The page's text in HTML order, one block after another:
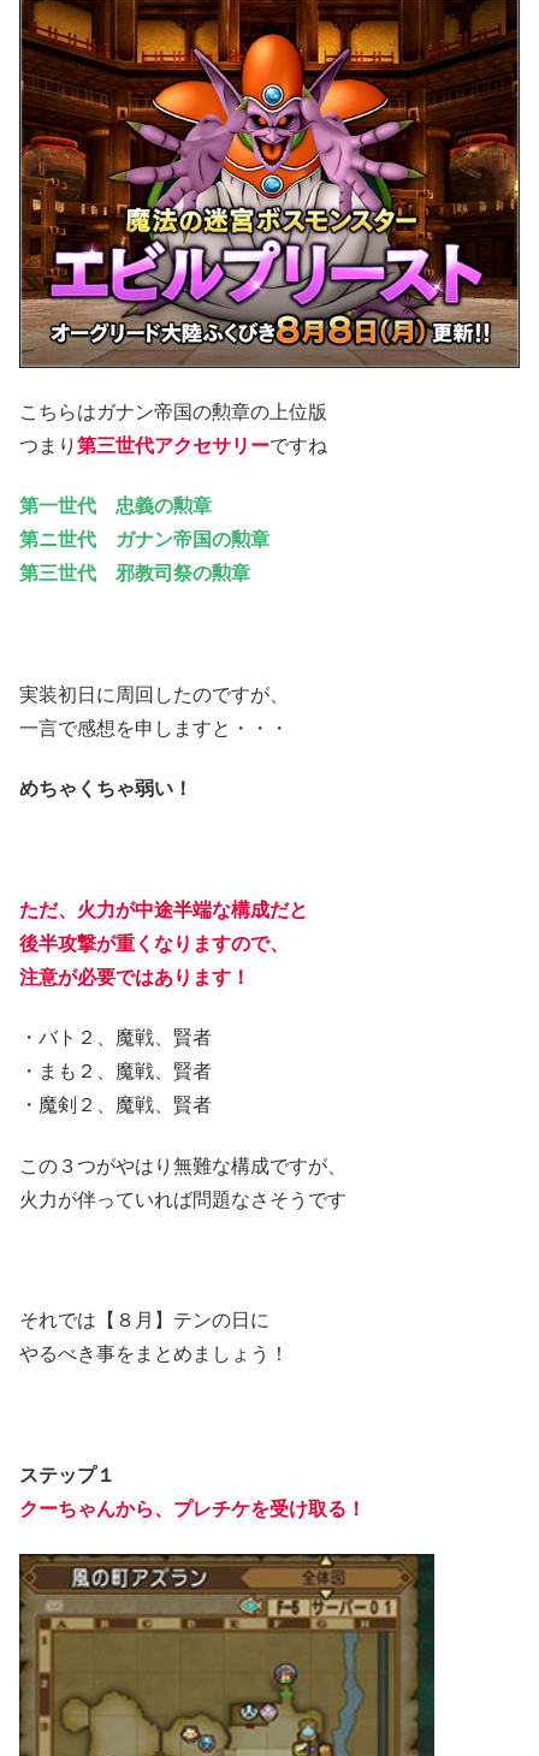
こちらはガナン帝国の勲章の上位版
つまり 第三世代アクセサリーですね
第一世代 忠義の勲章
第ニ世代 ガナン帝国の勲章
第三世代 邪教司祭の勲章
実装初日に周回したのですが、
一言で感想を申しますと・・・
めちゃくちゃ弱い！
ただ、火力が中途半端な構成だと
後半攻撃が重くなりますので、
注意が必要ではあります！
・バト２、魔戦、賢者
・まも２、魔戦、賢者
・魔剣２、魔戦、賢者
この３つがやはり無難な構成ですが、
火力が伴っていれば問題なさそうです
それでは【８月】テンの日に
やるべき事をまとめましょう！
ステップ１
クーちゃんから、プレチケを受け取る！